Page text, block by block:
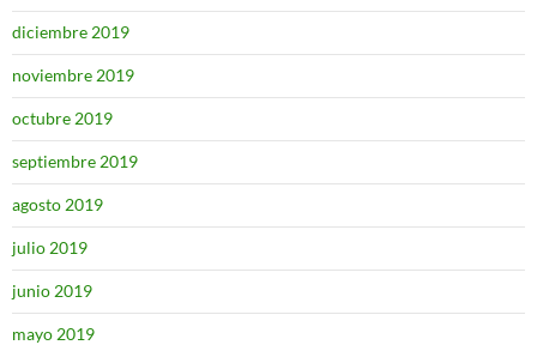
diciembre 2019
noviembre 2019
octubre 2019
septiembre 2019
agosto 2019
julio 2019
junio 2019
mayo 2019